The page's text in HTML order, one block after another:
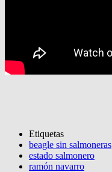
Etiquetas
beagle sin salmoneras
estado salmonero
ramón navarro